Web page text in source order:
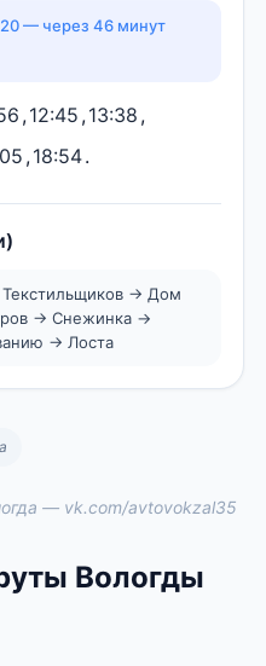
— через 46 минут
,12:45 ,13:38 ,
,18:54.
→ Дом
→ Снежинка →
→ Лоста
— vk.com/avtovokzal35
Вологды